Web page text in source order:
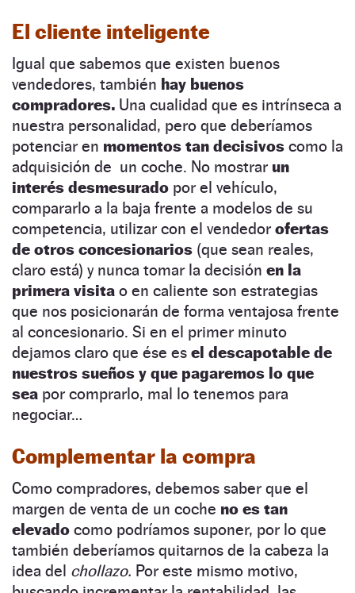
El cliente inteligente
Igual que sabemos que existen buenos
vendedores, también hay buenos
compradores. Una cualidad que es intrínseca a
nuestra personalidad, pero que deberíamos
potenciar en momentos tan decisivos como la
adquisición de un coche. No mostrar un
interés desmesurado por el vehículo,
compararlo a la baja frente a modelos de su
competencia, utilizar con el vendedor ofertas
de otros concesionarios (que sean reales,
claro está) y nunca tomar la decisión en la
primera visita o en caliente son estrategias
que nos posicionarán de forma ventajosa frente
al concesionario. Si en el primer minuto
dejamos claro que ése es el descapotable de
nuestros sueños y que pagaremos lo que
sea por comprarlo, mal lo tenemos para
negociar…
Complementar la compra
Como compradores, debemos saber que el
margen de venta de un coche no es tan
elevado como podríamos suponer, por lo que
también deberíamos quitarnos de la cabeza la
idea del chollazo. Por este mismo motivo,